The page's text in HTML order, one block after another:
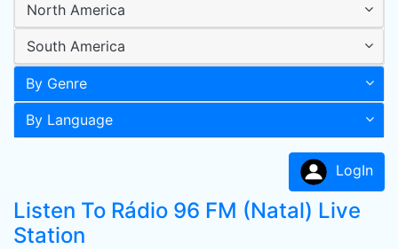
North America
South America
By Genre
By Language
LogIn
Listen To Rádio 96 FM (Natal) Live
Station